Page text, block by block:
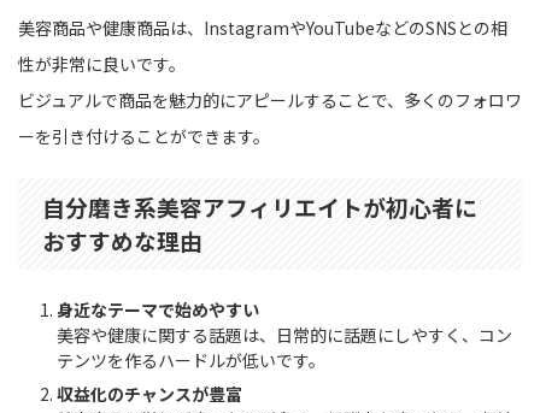
美容商品や健康商品は、InstagramやYouTubeなどのSNSとの相
性が非常に良いです。
ビジュアルで商品を魅力的にアピールすることで、多くのフォロワ
ーを引き付けることができます。
自分磨き系美容アフィリエイトが初心者に
おすすめな理由
身近なテーマで始めやすい
美容や健康に関する話題は、日常的に話題にしやすく、コン
テンツを作るハードルが低いです。
収益化のチャンスが豊富